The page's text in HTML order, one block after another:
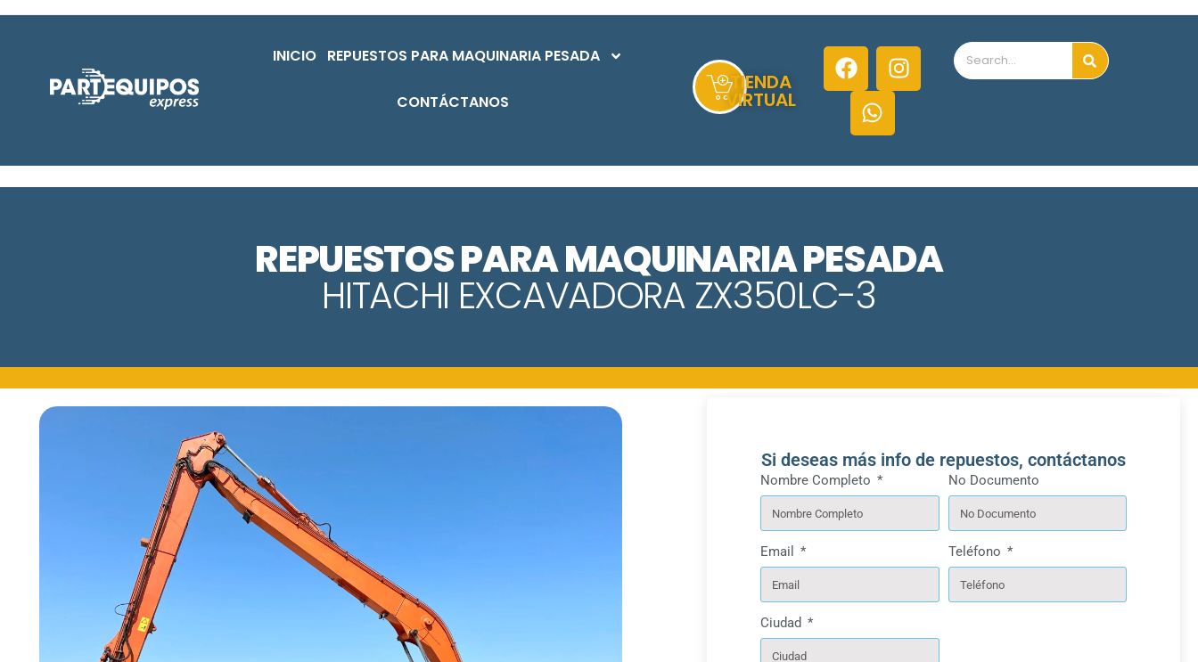
INICIO REPUESTOS PARA MAQUINARIA PESADA
CONTÁCTANOS
TIENDA
VIRTUAL
REPUESTOS PARA MAQUINARIA PESADA
HITACHI EXCAVADORA ZX350LC-3
Si deseas más info de repuestos, contáctanos
Nombre Completo No Documento
Email Teléfono
Ciudad